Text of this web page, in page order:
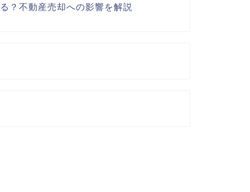
る？不動産売却への影響を解説